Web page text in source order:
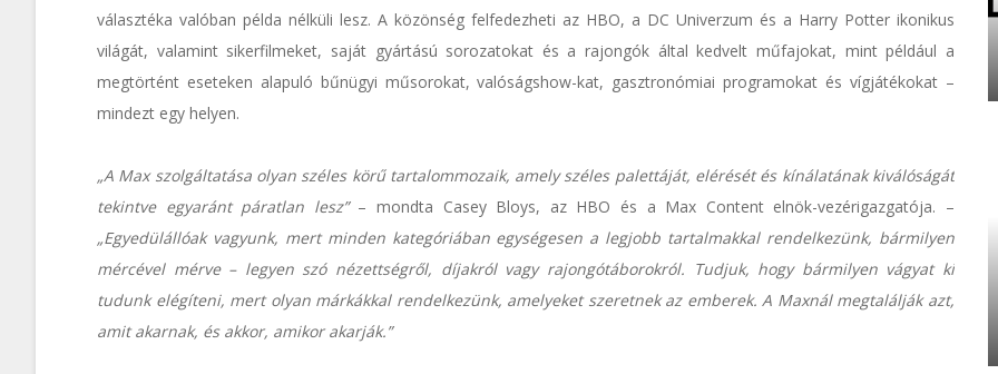
választéka valóban példa nélküli lesz. A közönség felfedezheti az HBO, a DC Univerzum és a Harry Potter ikonikus
világát, valamint sikerfilmeket, saját gyártású sorozatokat és a rajongók által kedvelt műfajokat, mint például a
megtörtént eseteken alapuló bűnügyi műsorokat, valóságshow-kat, gasztronómiai programokat és vígjátékokat –
mindezt egy helyen.
„A Max szolgáltatása olyan széles körű tartalommozaik, amely széles palettáját, elérését és kínálatának kiválóságát
tekintve egyaránt páratlan lesz”– mondta Casey Bloys, az HBO és a Max Content elnök-vezérigazgatója. –
„Egyedülállóak vagyunk, mert minden kategóriában egységesen a legjobb tartalmakkal rendelkezünk, bármilyen
mércével mérve – legyen szó nézettségről, díjakról vagy rajongótáborokról. Tudjuk, hogy bármilyen vágyat ki
tudunk elégíteni, mert olyan márkákkal rendelkezünk, amelyeket szeretnek az emberek. A Maxnál megtalálják azt,
amit akarnak, és akkor, amikor akarják.”